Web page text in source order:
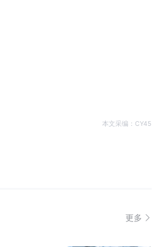
本文采编：CY45
更多